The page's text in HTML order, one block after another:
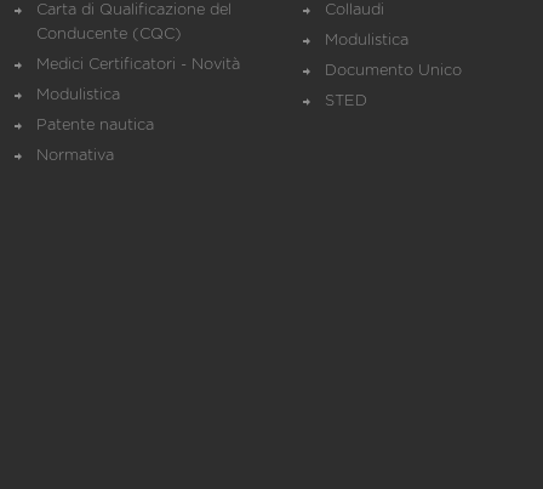
Carta di Qualificazione del
Conducente (CQC)
Medici Certificatori - Novità
Modulistica
Patente nautica
Normativa
Collaudi
Modulistica
Documento Unico
STED